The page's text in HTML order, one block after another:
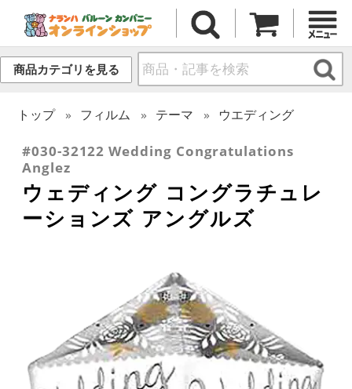
商品カテゴリを見る
トップ フィルム テーマ ウエディング
#030-32122 Wedding Congratulations
Anglez
ウェディング コングラチュレ
ーションズ アングルズ